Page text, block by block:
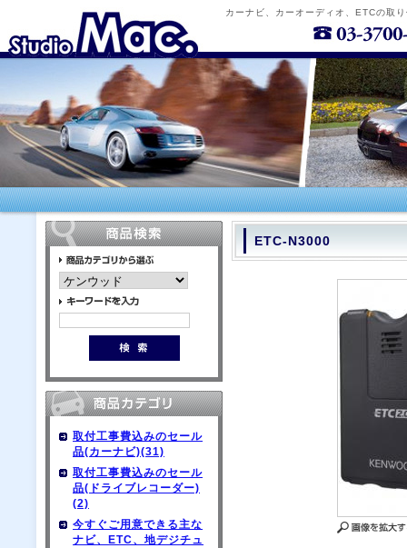
カーナビ、カーオーディオ、ETCの取
取付工事費込みのセール
品(カーナビ)(31)
取付工事費込みのセール
品(ドライブレコーダー)
(2)
今すぐご用意できる主な
ナビ、ETC、地デジチュ
ETC-N3000